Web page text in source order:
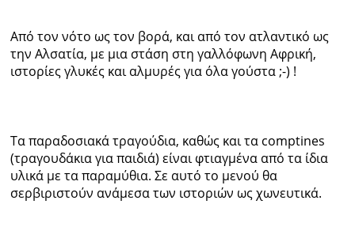
Από τον νότο ως τον βορά, και από τον ατλαντικό ως
την Αλσατία, με μια στάση στη γαλλόφωνη Αφρική,
ιστορίες γλυκές και αλμυρές για όλα γούστα ;-) !
Τα παραδοσιακά τραγούδια, καθώς και τα comptines
(τραγουδάκια για παιδιά) είναι φτιαγμένα από τα ίδια
υλικά με τα παραμύθια. Σε αυτό το μενού θα
σερβιριστούν ανάμεσα των ιστοριών ως χωνευτικά.